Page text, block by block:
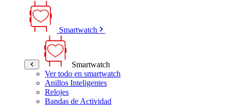
Smartwatch
Smartwatch
Ver todo en smartwatch
Anillos Inteligentes
Relojes
Bandas de Actividad